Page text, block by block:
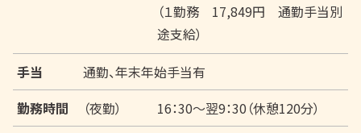
（１勤務 17,849円 通勤手当別
途支給）
手当
通勤、年末年始手当有
勤務時間
（夜勤）
16：30～翌9：30（休憩120分）